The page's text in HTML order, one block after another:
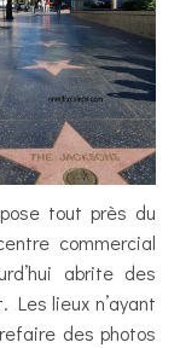
tout près du
commercial
abrite des
Les lieux n’ayant
des photos